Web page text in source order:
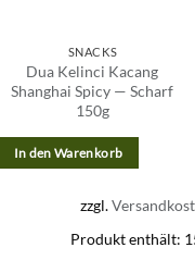
SNACKS
Dua Kelinci Kacang
Shanghai Spicy — Scharf
150g
In den Warenkorb
zzgl.
Produkt enthält: